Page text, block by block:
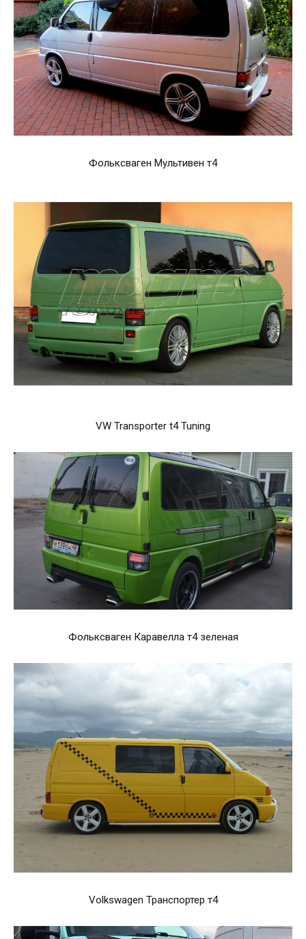
Фольксваген Мультивен т4
VW Transporter t4 Tuning
Фольксваген Каравелла т4 зеленая
Volkswagen Транспортер т4